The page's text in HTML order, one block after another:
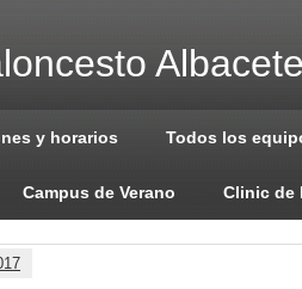
y horarios Todos los
Campus de Verano Clinic de